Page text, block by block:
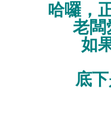
哈囉，
老闆
如
底